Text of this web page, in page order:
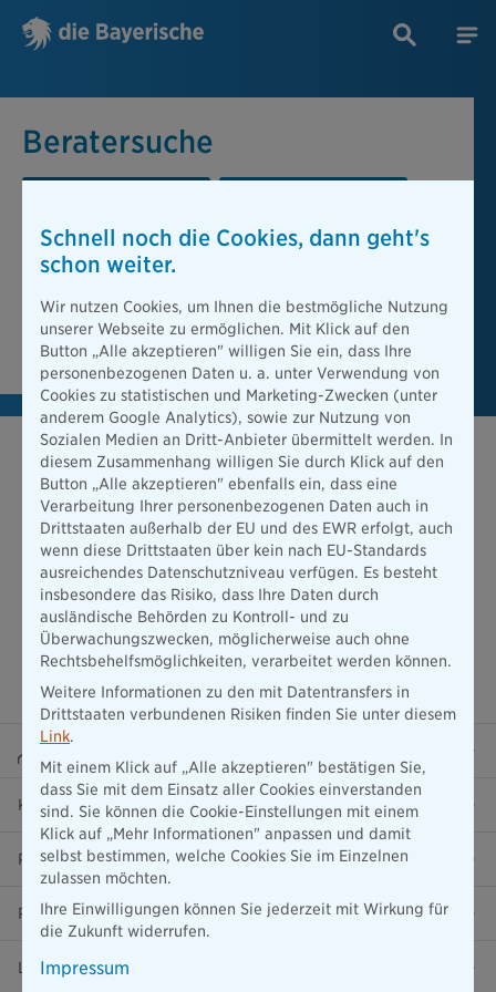
Beratersuche
Beratersuche
PLZ oder Ort
Berater finden
Karriere
Presse
Ratgeber
Lob & Kritik
Schnell noch die Cookies, dann geht's
schon weiter.
Wir nutzen Cookies, um Ihnen die bestmögliche Nutzung
unserer Webseite zu ermöglichen. Mit Klick auf den
Button „Alle akzeptieren" willigen Sie ein, dass Ihre
personenbezogenen Daten u. a. unter Verwendung von
Cookies zu statistischen und Marketing-Zwecken (unter
anderem Google Analytics), sowie zur Nutzung von
Sozialen Medien an Dritt-Anbieter übermittelt werden. In
diesem Zusammenhang willigen Sie durch Klick auf den
Button „Alle akzeptieren" ebenfalls ein, dass eine
Verarbeitung Ihrer personenbezogenen Daten auch in
Drittstaaten außerhalb der EU und des EWR erfolgt, auch
wenn diese Drittstaaten über kein nach EU-Standards
ausreichendes Datenschutzniveau verfügen. Es besteht
insbesondere das Risiko, dass Ihre Daten durch
ausländische Behörden zu Kontroll- und zu
Überwachungszwecken, möglicherweise auch ohne
Rechtsbehelfsmöglichkeiten, verarbeitet werden können.
Weitere Informationen zu den mit Datentransfers in
Drittstaaten verbundenen Risiken finden Sie unter diesem
Link.
Mit einem Klick auf „Alle akzeptieren" bestätigen Sie,
dass Sie mit dem Einsatz aller Cookies einverstanden
sind. Sie können die Cookie-Einstellungen mit einem
Klick auf „Mehr Informationen" anpassen und damit
selbst bestimmen, welche Cookies Sie im Einzelnen
zulassen möchten.
Ihre Einwilligungen können Sie jederzeit mit Wirkung für
die Zukunft widerrufen.
Impressum